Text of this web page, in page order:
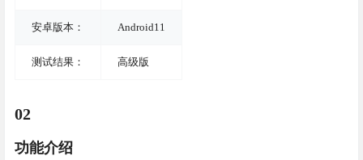
安卓版本： Android11
测试结果： 高级版
02
功能介绍